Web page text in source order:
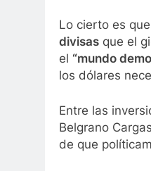
Lo cierto es
divisas que el
el “mundo
los dólares
Entre las
Belgrano
de que